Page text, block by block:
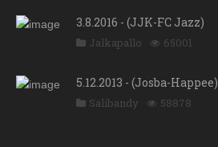
3.8.2016 - (JJK-FC Jazz)
Jalkapallo 65001
5.12.2013 - (Josba-Happee)
Salibandy 58878